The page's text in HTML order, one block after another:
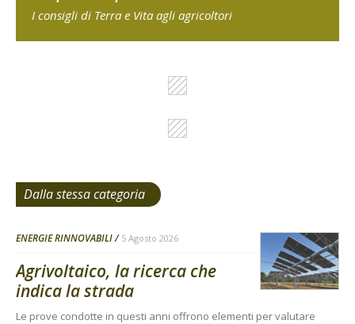
I consigli di Terra e Vita agli agricoltori
Dalla stessa categoria
ENERGIE RINNOVABILI 5 Agosto 2026
Agrivoltaico, la ricerca che
indica la strada
Le prove condotte in questi anni offrono elementi per valutare